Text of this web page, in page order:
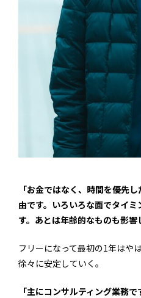
「お金ではなく、時間を優先
由です。いろいろな面でタイ
す。あとは年齢的なものも影響
フリーになって最初の1年はや
徐々に安定していく。
「主にコンサルティング業務